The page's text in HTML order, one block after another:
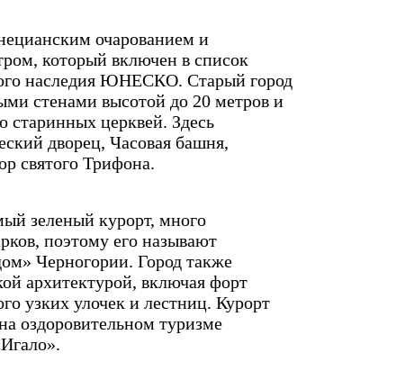
очарованием и
который включен в список
наследия ЮНЕСКО. Старый город
стенами высотой до 20 метров и
старинных церквей. Здесь
дворец, Часовая башня,
святого Трифона.
зеленый курорт, много
поэтому его называют
Черногории. Город также
архитектурой, включая форт
узких улочек и лестниц. Курорт
оздоровительном туризме